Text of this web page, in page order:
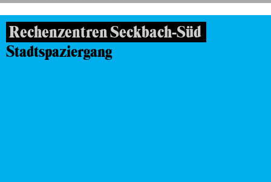
Rechenzentren Seckbach-Süd
Stadtspaziergang